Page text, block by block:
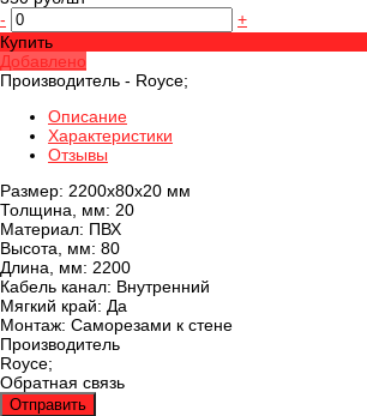
-
+
Купить
Добавлено
Производитель - Royce;
Описание
Характеристики
Отзывы
Размер: 2200x80x20 мм
Толщина, мм: 20
Материал: ПВХ
Высота, мм: 80
Длина, мм: 2200
Кабель канал: Внутренний
Мягкий край: Да
Монтаж: Саморезами к стене
Производитель
Royce;
Обратная связь
Отправить